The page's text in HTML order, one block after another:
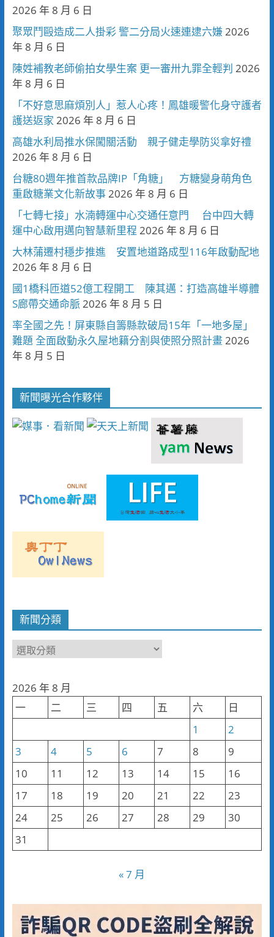
2026 年 8 月 6 日
聚眾鬥毆造成二人掛彩 警二分局火速連逮六嫌 2026
年 8 月 6 日
陳姓補教老師偷拍女學生案 更一審卅九罪全輕判 2026
年 8 月 6 日
「不好意思麻煩別人」惹人心疼！鳳雄暖警化身守護者
護送返家 2026 年 8 月 6 日
高雄水利局推水保闖關活動 親子健走學防災拿好禮
2026 年 8 月 6 日
台糖80週年推首款品牌IP「角糖」 方糖變身萌角色
重啟糖業文化新故事 2026 年 8 月 6 日
「七轉七接」水湳轉運中心交通任意門 台中四大轉
運中心啟用邁向智慧新里程 2026 年 8 月 6 日
大林蒲遷村穩步推進 安置地道路成型116年啟動配地
2026 年 8 月 6 日
國1橋科匝道52億工程開工 陳其邁：打造高雄半導體
S廊帶交通命脈 2026 年 8 月 5 日
率全國之先！屏東縣自籌縣款破局15年「一地多屋」
難題 全面啟動永久屋地籍分割與使照分照計畫 2026
年 8 月 5 日
新聞曝光合作夥伴
新聞分類
新
類
2026 年 8 月
一
二 三 四 五 六
日
1
2
3
4 5 6 7 8
9
10
11 12 13 14 15
16
17
18 19 20 21 22
23
24
25 26 27 28 29
30
31
« 7 月